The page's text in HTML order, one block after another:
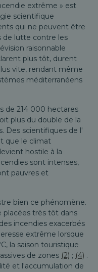
extrême » est
scientifique
qui ne peuvent être
de lutte contre les
raisonnable
plus tôt, durent
vite, rendant même
méditerranéens
de 214 000 hectares
plus du double de la
Des scientifiques de l'
que le climat
hostile à la
sont intenses,
pauvres et
bien ce phénomène.
placées très tôt dans
incendies exacerbés
extrême lorsque
la saison touristique
de zones (2) ; (4) .
et l'accumulation de